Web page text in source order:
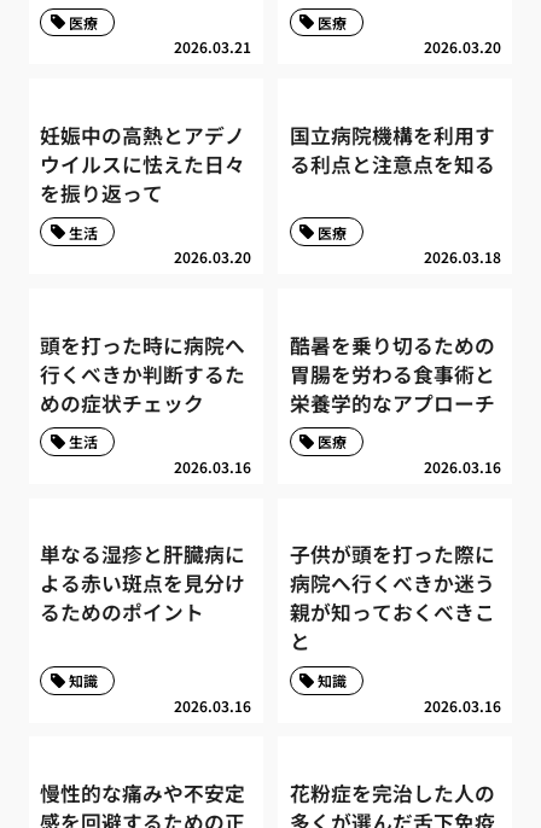
2026.03.21
医療
2026.03.20
医療
妊娠中の高熱とアデノ
ウイルスに怯えた日々
を振り返って
2026.03.20
生活
国立病院機構を利用す
る利点と注意点を知る
2026.03.18
医療
頭を打った時に病院へ
行くべきか判断するた
めの症状チェック
2026.03.16
生活
酷暑を乗り切るための
胃腸を労わる食事術と
栄養学的なアプローチ
2026.03.16
医療
単なる湿疹と肝臓病に
よる赤い斑点を見分け
るためのポイント
2026.03.16
知識
子供が頭を打った際に
病院へ行くべきか迷う
親が知っておくべきこ
と
2026.03.16
知識
慢性的な痛みや不安定
感を回避するための正
花粉症を完治した人の
多くが選んだ舌下免疫